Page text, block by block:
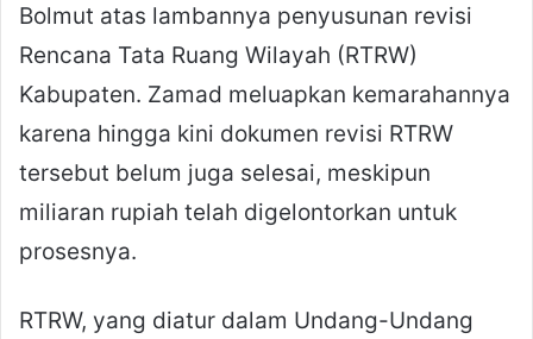
Bolmut atas lambannya penyusunan revisi
Rencana Tata Ruang Wilayah (RTRW)
Kabupaten. Zamad meluapkan kemarahannya
karena hingga kini dokumen revisi RTRW
tersebut belum juga selesai, meskipun
miliaran rupiah telah digelontorkan untuk
prosesnya.
RTRW, yang diatur dalam Undang-Undang